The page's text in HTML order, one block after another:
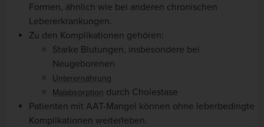
Formen, ähnlich wie bei anderen chronischen
Lebererkrankungen.
Zu den Komplikationen gehören:
Starke Blutungen, insbesondere bei
Neugeborenen
Unterernährung
Malabsorption durch Cholestase
Patienten mit AAT-Mangel können ohne leberbedingte
Komplikationen weiterleben.